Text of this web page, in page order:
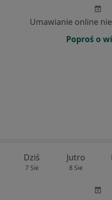
Umawianie online
Poproś o
Dziś
7 Sie
Jutro
8 Sie